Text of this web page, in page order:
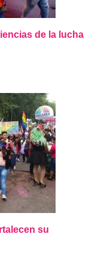
de la lucha
su